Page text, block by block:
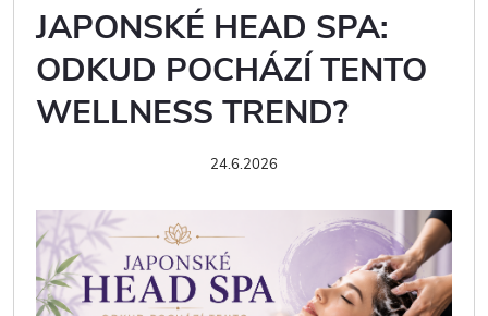
JAPONSKÉ HEAD SPA:
ODKUD POCHÁZÍ TENTO
WELLNESS TREND?
24.6.2026